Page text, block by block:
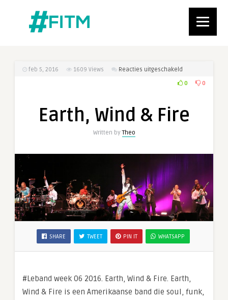
feb 5, 2016 1609 Views Reacties uitgeschakeld
Earth,
Fire
0 0
Earth, Wind & Fire
Written byTheo
SHARE TWEET PIN IT WHATSAPP
#Leband week 06 2016. Earth, Wind & Fire. Earth,
Wind & Fire is een Amerikaanse band die soul, funk,